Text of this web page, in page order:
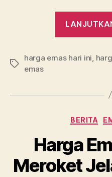
Tag
harga emas hari ini
emas
BERITA
Harga
Meroket